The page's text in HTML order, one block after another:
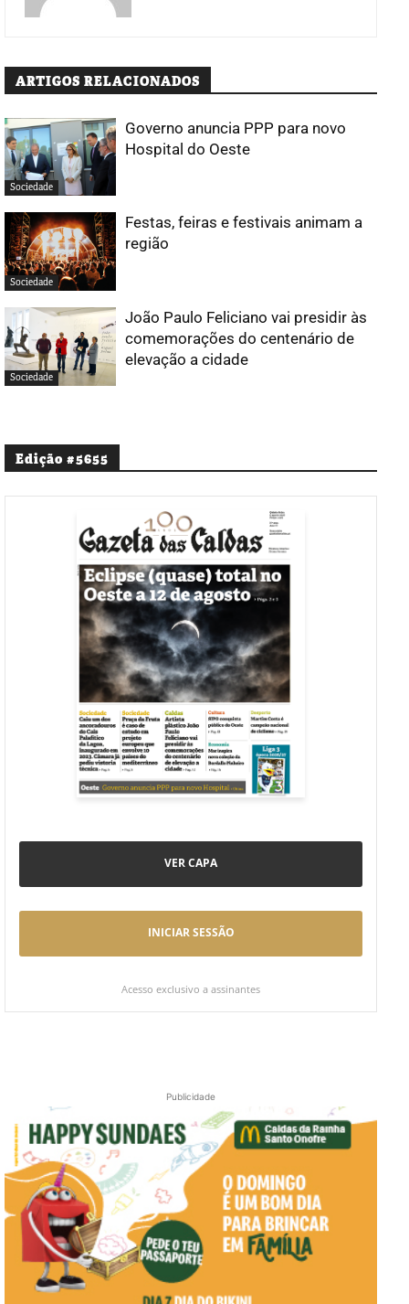
ARTIGOS RELACIONADOS
Sociedade
Governo anuncia PPP para novo
Hospital do Oeste
Sociedade
Festas, feiras e festivais animam a
região
Sociedade
João Paulo Feliciano vai presidir às
comemorações do centenário de
elevação a cidade
Edição #5655
VER CAPA
INICIAR SESSÃO
Acesso exclusivo a assinantes
Publicidade